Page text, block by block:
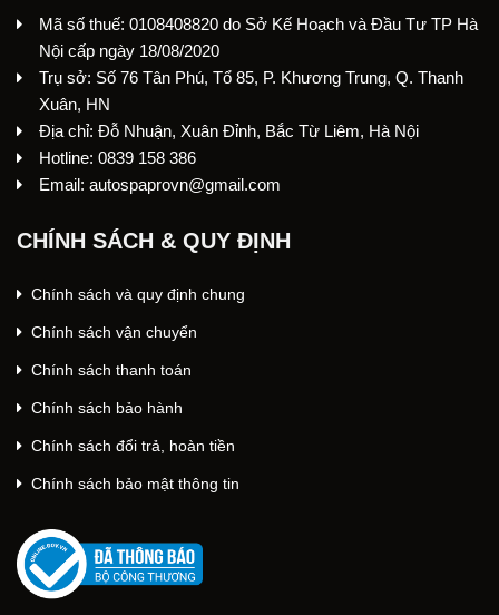
Mã số thuế: 0108408820 do Sở Kế Hoạch và Đầu Tư TP Hà
Nội cấp ngày 18/08/2020
Trụ sở: Số 76 Tân Phú, Tổ 85, P. Khương Trung, Q. Thanh
Xuân, HN
Địa chỉ: Đỗ Nhuận, Xuân Đỉnh, Bắc Từ Liêm, Hà Nội
Hotline: 0839 158 386
Email: autospaprovn@gmail.com
CHÍNH SÁCH & QUY ĐỊNH
Chính sách và quy định chung
Chính sách vận chuyển
Chính sách thanh toán
Chính sách bảo hành
Chính sách đổi trả, hoàn tiền
Chính sách bảo mật thông tin